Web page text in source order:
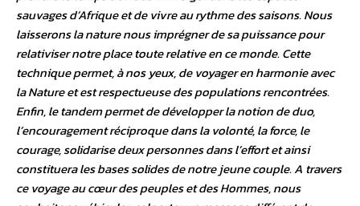
sauvages d’Afrique et de vivre au rythme des saisons. Nous
laisserons la nature nous imprégner de sa puissance pour
relativiser notre place toute relative en ce monde. Cette
technique permet, à nos yeux, de voyager en harmonie avec
la Nature et est respectueuse des populations rencontrées.
Enfin, le tandem permet de développer la notion de duo,
l’encouragement réciproque dans la volonté, la force, le
courage, solidarise deux personnes dans l’effort et ainsi
constituera les bases solides de notre jeune couple. A travers
ce voyage au cœur des peuples et des Hommes, nous